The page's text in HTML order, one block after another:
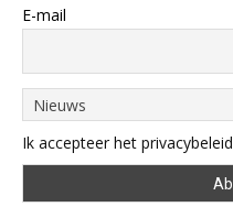
E-mail
Ik accepteer het privacybeleid